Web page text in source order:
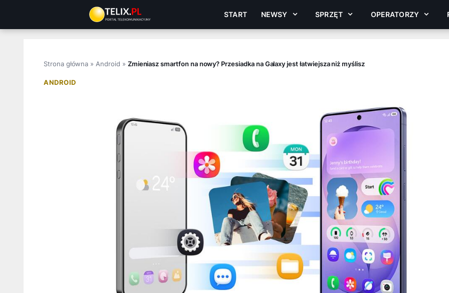
treści
START NEWSY SPRZĘT OPERATORZY
Strona główna » Android » Zmieniasz smartfon na nowy? Przesiadka na Galaxy jest łatwiejsza niż myślisz
ANDROID